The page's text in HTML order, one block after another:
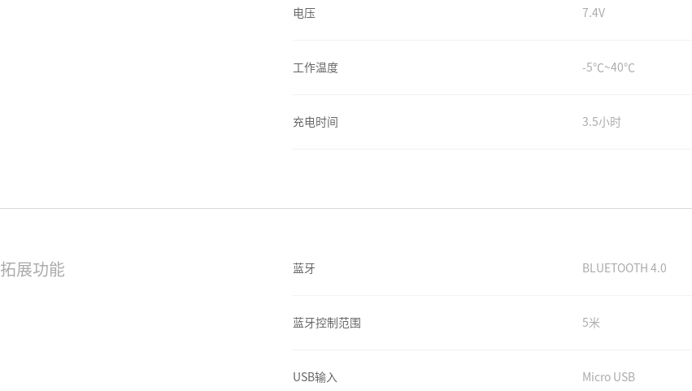
电压 7.4V
工作温度 -5℃~40℃
充电时间 3.5小时
拓展功能 蓝牙 BLUETOOTH 4.0
蓝牙控制范围 5米
USB输入 Micro USB